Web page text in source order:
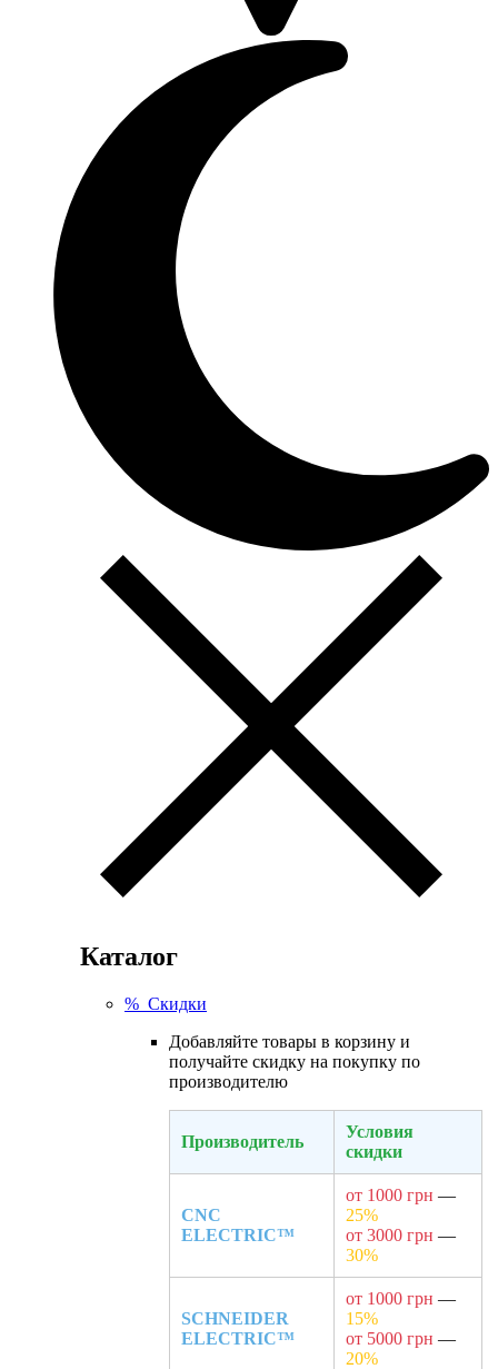
Каталог
% Скидки
Добавляйте товары в корзину и
получайте скидку на покупку по
производителю
Производитель
Условия
скидки
CNC
ELECTRIC™
от 1000 грн —
25%
от 3000 грн —
30%
SCHNEIDER
ELECTRIC™
от 1000 грн —
15%
от 5000 грн —
20%